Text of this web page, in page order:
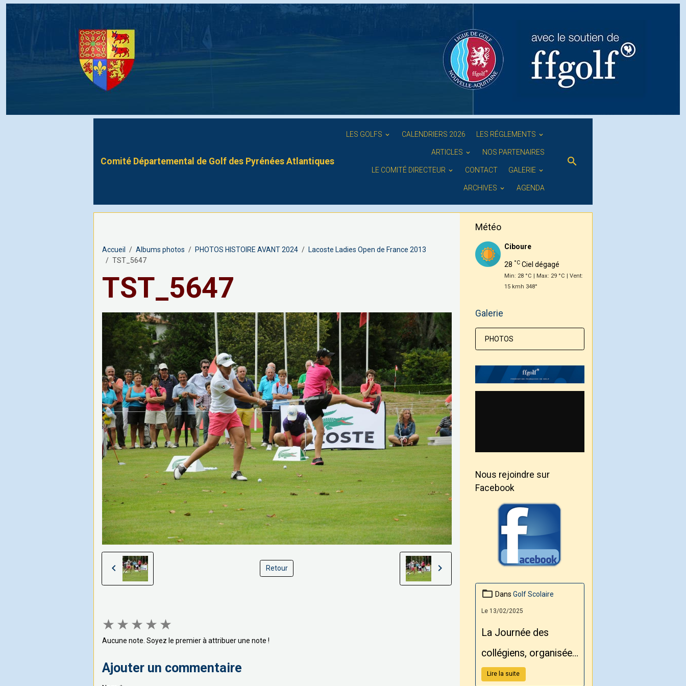
Comité Départemental de Golf des Pyrénées Atlantiques
LES GOLFS CALENDRIERS 2026 LES RÉGLEMENTS
ARTICLES NOS PARTENAIRES
LE COMITÉ DIRECTEUR CONTACT GALERIE
ARCHIVES AGENDA
Accueil Albums photos PHOTOS HISTOIRE AVANT 2024
Lacoste Ladies Open de France 2013
TST_5647
TST_5647
Retour
★ ★ ★ ★ ★
Aucune note. Soyez le premier à attribuer une note !
Ajouter un commentaire
Météo
Ciboure
28 °C Ciel dégagé
Min: 28 °C | Max: 29 °C | Vent:
15 kmh 348°
Galerie
PHOTOS
Nous rejoindre sur
Facebook
Dans Golf Scolaire
Le 13/02/2025
La Journée des
collégiens, organisée
par le Conseil
Lire la suite